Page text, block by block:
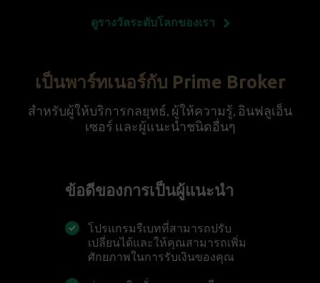
ดูรางวัลระดับโลกของเรา
เป็นพาร์ทเนอร์กับ Prime Broker
สำหรับผู้ให้บริการกลยุทธ์, ผู้ให้ความรู้, อินฟลูเอ็น
เซอร์ และผู้แนะนำชนิดอื่นๆ
ข้อดีของการเป็นผู้แนะนำ
โปรแกรมรีเบทที่สามารถปรับ
เปลี่ยนได้และให้คุณสามารถเพิ่ม
ศักยภาพในการรับเงินของคุณ